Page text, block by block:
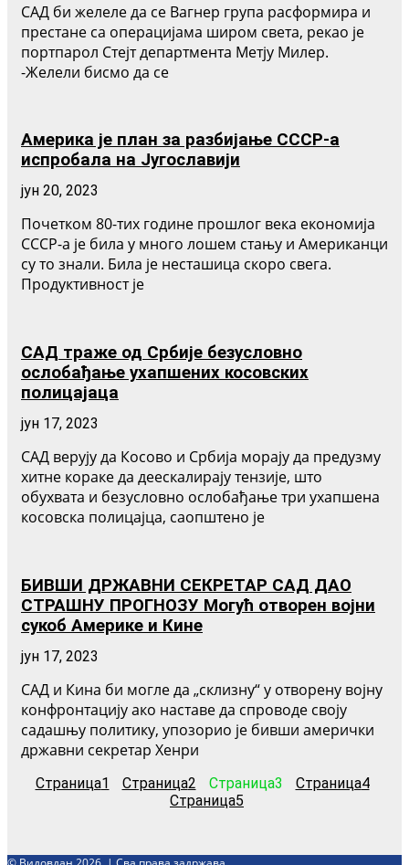
САД би желеле да се Вагнер група расформира и
престане са операцијама широм света, рекао је
портпарол Стејт департмента Метју Милер.
-Желели бисмо да се
Америка је план за разбијање СССР-а
испробала на Југославији
јун 20, 2023
Почетком 80-тих године прошлог века економија
СССР-а је била у много лошем стању и Американци
су то знали. Била је несташица скоро свега.
Продуктивност је
САД траже од Србије безусловно
ослобађање ухапшених косовских
полицајаца
јун 17, 2023
САД верују да Косово и Србија морају да предузму
хитне кораке да деескалирају тензије, што
обухвата и безусловно ослобађање три ухапшена
косовска полицајца, саопштено је
БИВШИ ДРЖАВНИ СЕКРЕТАР САД ДАО
СТРАШНУ ПРОГНОЗУ Могућ отворен војни
сукоб Америке и Кине
јун 17, 2023
САД и Кина би могле да „склизну“ у отворену војну
конфронтацију ако наставе да спроводе своју
садашњу политику, упозорио је бивши амерички
државни секретар Хенри
Страница1 Страница2 Страница3 Страница4
Страница5